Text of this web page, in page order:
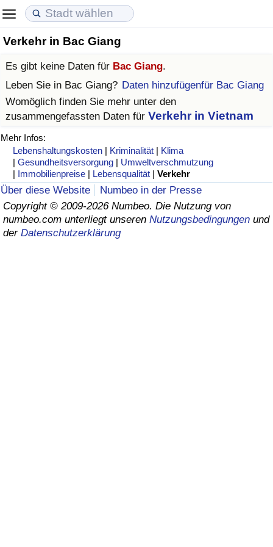
Verkehr in Bac Giang
Es gibt keine Daten für Bac Giang.
Leben Sie in Bac Giang? Daten hinzufügenfür Bac Giang
Womöglich finden Sie mehr unter den
zusammengefassten Daten für Verkehr in Vietnam
Mehr Infos:
Lebenshaltungskosten | Kriminalität | Klima
|Gesundheitsversorgung | Umweltverschmutzung
| Immobilienpreise | Lebensqualität |Verkehr
Über diese Website
Numbeo in der Presse
Copyright © 2009-2026 Numbeo. Die Nutzung von
numbeo.com unterliegt unseren Nutzungsbedingungen und
der Datenschutzerklärung
Lebenshaltungskosten
Lebenshaltungskosten-Index
Lebenshaltungskosten-Index nach Land
in Akaba
Immobilienpreise
Immobilienpreis-Index
Immobilienpreis-Index nach Land
Lebensqualität
Lebensqualität-Index (aktuell)
Lebensqualitätsindex nach Land
Kriminalität
Kriminalitäts-Index (aktuell)
Kriminalitäts-Index